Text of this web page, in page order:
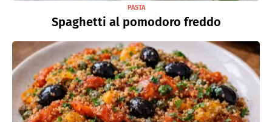
PASTA
Spaghetti al pomodoro freddo